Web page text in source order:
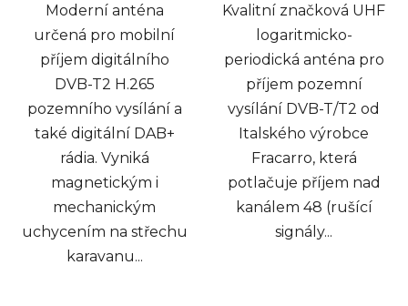
Moderní anténa
určená pro mobilní
příjem digitálního
DVB-T2 H.265
pozemního vysílání a
také digitální DAB+
rádia. Vyniká
magnetickým i
mechanickým
uchycením na střechu
karavanu...
Kvalitní značková UHF
logaritmicko-
periodická anténa pro
příjem pozemní
vysílání DVB-T/T2 od
Italského výrobce
Fracarro, která
potlačuje příjem nad
kanálem 48 (rušící
signály...